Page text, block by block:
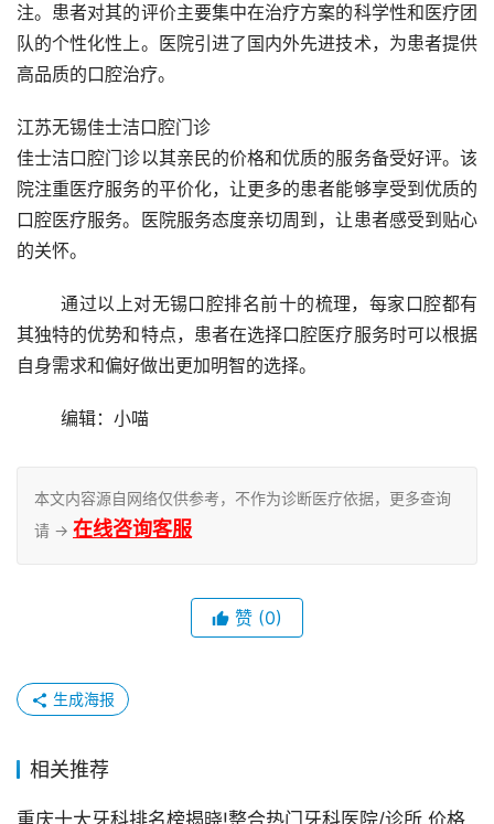
注。患者对其的评价主要集中在治疗方案的科学性和医疗团
队的个性化性上。医院引进了国内外先进技术，为患者提供
高品质的口腔治疗。
江苏无锡佳士洁口腔门诊
佳士洁口腔门诊以其亲民的价格和优质的服务备受好评。该
院注重医疗服务的平价化，让更多的患者能够享受到优质的
口腔医疗服务。医院服务态度亲切周到，让患者感受到贴心
的关怀。
	通过以上对无锡口腔排名前十的梳理，每家口腔都有
其独特的优势和特点，患者在选择口腔医疗服务时可以根据
自身需求和偏好做出更加明智的选择。
	编辑：小喵
本文内容源自网络仅供参考，不作为诊断医疗依据，更多查询
请 → 在线咨询客服
赞 (0)
生成海报
相关推荐